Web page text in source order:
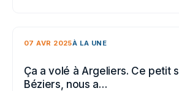
07 AVR 2025À LA UNE
Ça a volé à Argeliers. Ce petit
Béziers, nous a…